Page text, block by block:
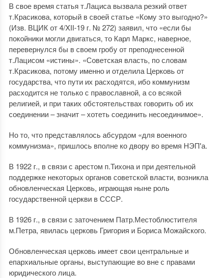
В свое время статья т.Лациса вызвала резкий ответ
т.Красикова, который в своей статье «Кому это выгодно?»
(Изв. ВЦИК от 4/XII-19 г. № 272) заявил, что «если бы
покойники могли двигаться, то Карл Маркс, наверное,
перевернулся бы в своем гробу от преподнесенной
т.Лацисом «истины». «Советская власть, по словам
т.Красикова, потому именно и отделила Церковь от
государства, что пути их расходятся, ибо коммунизм
расходится не только с православной, а со всякой
религией, и при таких обстоятельствах говорить об их
соединении – значит – хотеть соединить несоединимое».
Но то, что представлялось абсурдом «для военного
коммунизма», пришлось вполне ко двору во время НЭП'а.
В 1922 г., в связи с арестом п.Тихона и при деятельной
поддержке некоторых органов советской власти, возникла
обновленческая Церковь, играющая ныне роль
государственной церкви в СССР.
В 1926 г., в связи с заточением Патр.Местоблюстителя
м.Петра, явилась церковь Григория и Бориса Можайского.
Обновленческая церковь имеет свои центральные и
епархиальные органы, выступающие во вне с правами
юридического лица.